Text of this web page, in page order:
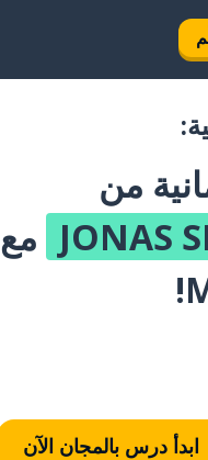
من
JONAS مع
ابدأ درس بالمجان الآن